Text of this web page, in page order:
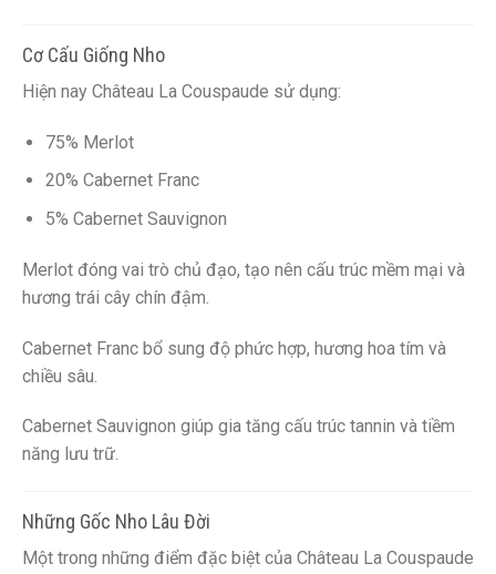
Cơ Cấu Giống Nho
Hiện nay Château La Couspaude sử dụng:
75% Merlot
20% Cabernet Franc
5% Cabernet Sauvignon
Merlot đóng vai trò chủ đạo, tạo nên cấu trúc mềm mại và
hương trái cây chín đậm.
Cabernet Franc bổ sung độ phức hợp, hương hoa tím và
chiều sâu.
Cabernet Sauvignon giúp gia tăng cấu trúc tannin và tiềm
năng lưu trữ.
Những Gốc Nho Lâu Đời
Một trong những điểm đặc biệt của Château La Couspaude